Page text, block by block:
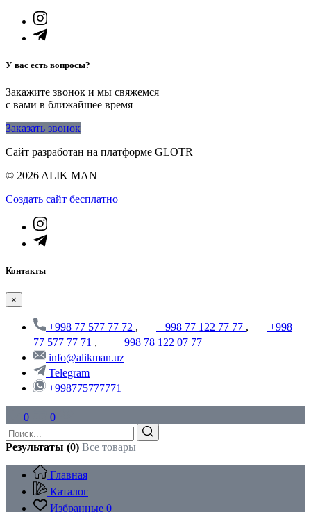
У вас есть вопросы?
Закажите звонок и мы свяжемся
с вами в ближайшее время
Заказать звонок
Сайт разработан на платформе GLOTR
© 2026 ALIK MAN
Создать cайт бесплатно
Контакты
×
+998 77 577 77 72 , +998 77 122 77 77 ,
+998
77 577 77 71 ,
+998 78 122 07 77
info@alikman.uz
Telegram
+998775777771
0 0
Результаты (0) Все товары
Главная
Каталог
Избранные 0